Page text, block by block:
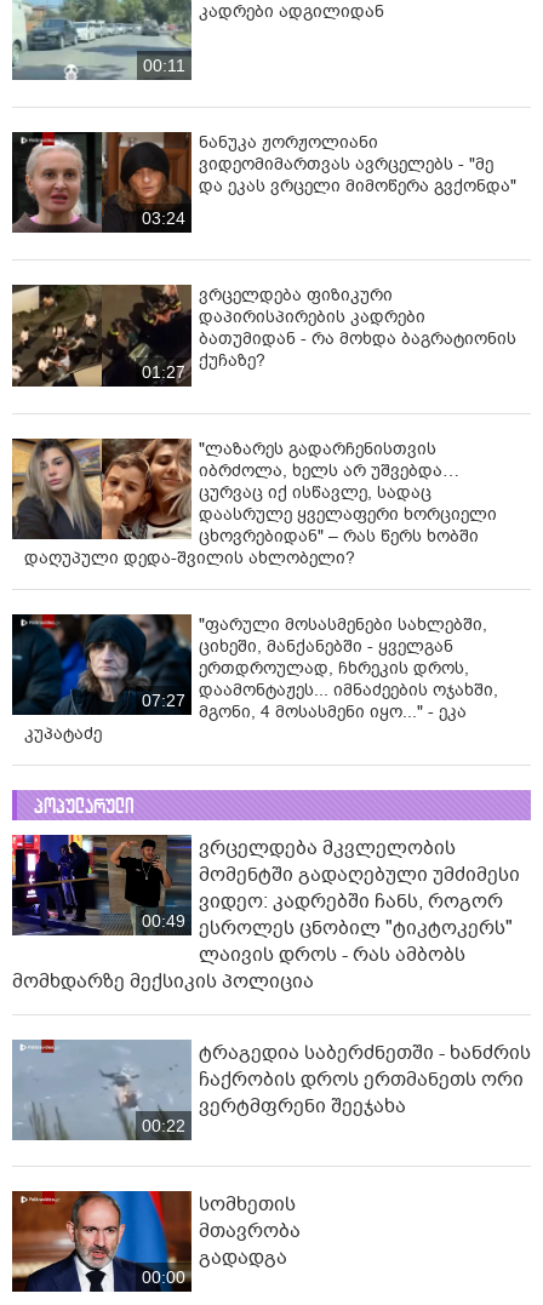
00:11
კადრები ადგილიდან
03:24
ნანუკა ჟორჟოლიანი
ვიდეომიმართვას ავრცელებს - "მე
და ეკას ვრცელი მიმოწერა გვქონდა"
01:27
ვრცელდება ფიზიკური
დაპირისპირების კადრები
ბათუმიდან - რა მოხდა ბაგრატიონის
ქუჩაზე?
"ლაზარეს გადარჩენისთვის
იბრძოლა, ხელს არ უშვებდა…
ცურვაც იქ ისწავლე, სადაც
დაასრულე ყველაფერი ხორციელი
ცხოვრებიდან" – რას წერს ხობში
დაღუპული დედა-შვილის ახლობელი?
07:27
"ფარული მოსასმენები სახლებში,
ციხეში, მანქანებში - ყველგან
ერთდროულად, ჩხრეკის დროს,
დაამონტაჟეს... იმნაძეების ოჯახში,
მგონი, 4 მოსასმენი იყო..." - ეკა
კუპატაძე
პოპულარული
00:49
ვრცელდება მკვლელობის
მომენტში გადაღებული უმძიმესი
ვიდეო: კადრებში ჩანს, როგორ
ესროლეს ცნობილ "ტიკტოკერს"
ლაივის დროს - რას ამბობს
მომხდარზე მექსიკის პოლიცია
00:22
ტრაგედია საბერძნეთში - ხანძრის
ჩაქრობის დროს ერთმანეთს ორი
ვერტმფრენი შეეჯახა
00:00
სომხეთის
მთავრობა
გადადგა